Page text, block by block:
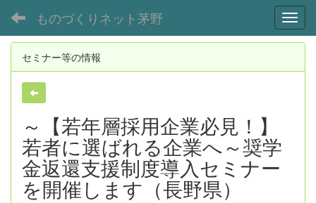
ものづくりネット茅野
セミナー等の情報
～【若年層採用企業必見！】
若者に選ばれる企業へ～奨学
金返還支援制度導入セミナー
を開催します（長野県）